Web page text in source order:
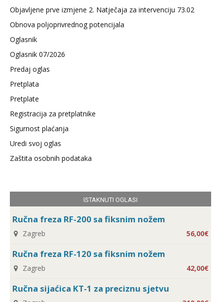
Objavljene prve izmjene 2. Natječaja za intervenciju 73.02
Obnova poljoprivrednog potencijala
Oglasnik
Oglasnik 07/2026
Predaj oglas
Pretplata
Pretplate
Registracija za pretplatnike
Sigurnost plaćanja
Uredi svoj oglas
Zaštita osobnih podataka
ISTAKNUTI OGLASI
Ručna freza RF-200 sa fiksnim nožem
Zagreb 56,00€
Ručna freza RF-120 sa fiksnim nožem
Zagreb 42,00€
Ručna sijaćica KT-1 za preciznu sjetvu